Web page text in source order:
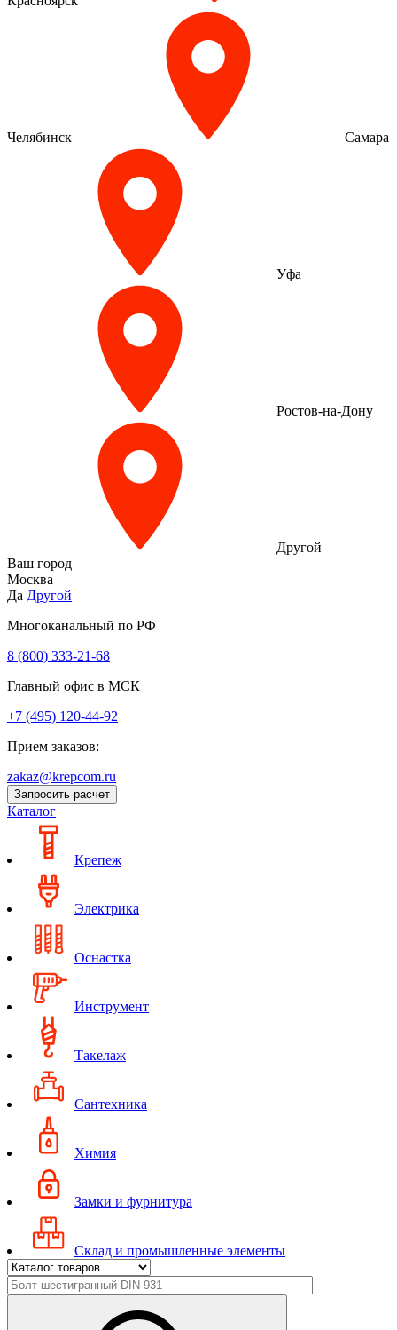
Челябинск Самара
Уфа
Ростов-на-Дону
Другой
Ваш город
Москва
Да Другой
Многоканальный по РФ
8 (800) 333‑21-68
Главный офис в МСК
+7 (495) 120-44-92
Прием заказов:
zakaz@krepcom.ru
Запросить расчет
Каталог
Крепеж
Электрика
Оснастка
Инструмент
Такелаж
Сантехника
Химия
Замки и фурнитура
Склад и промышленные элементы